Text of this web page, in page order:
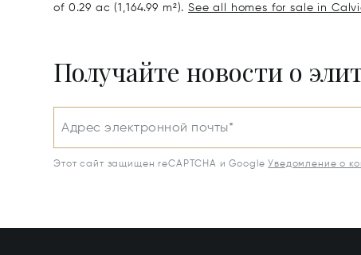
of 0.29 ac (1,164.99 m²).See all homes for sale in
Получайте новости о
Адрес электронной почты*
Этот сайт защищен reCAPTCHA и Google Уведомление о